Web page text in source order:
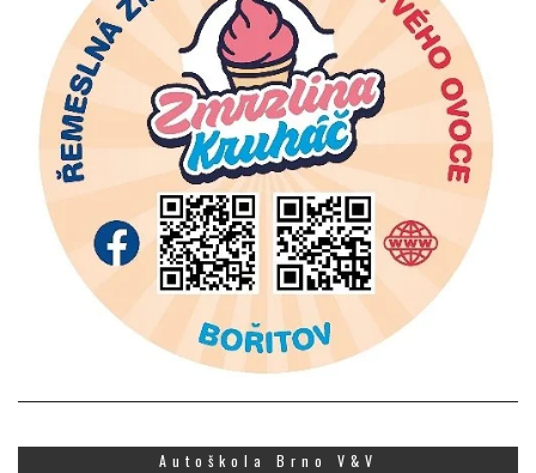
Autoškola Brno V&V